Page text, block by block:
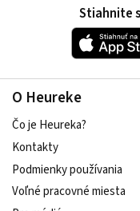
O Heureke
Čo je Heureka?
Kontakty
Podmienky používania
Voľné pracovné miesta
Stiahnite